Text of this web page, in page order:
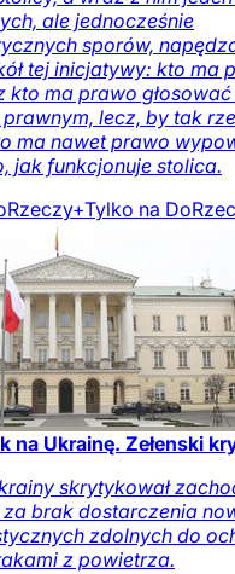
ale jednocześnie
sporów,
tej inicjatywy: kto ma
kto ma prawo
prawnym, lecz, by tak
ma nawet prawo
jak funkcjonuje stolica.
Tylko na
na Ukrainę. Zełenski
skrytykował
brak dostarczenia
zdolnych do
z powietrza.